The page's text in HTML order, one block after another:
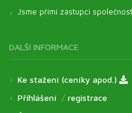
Jsme přímí zástupci
DALŠÍ INFORMACE
Ke stažení (ceníky apod.)
Přihlášení / registrace